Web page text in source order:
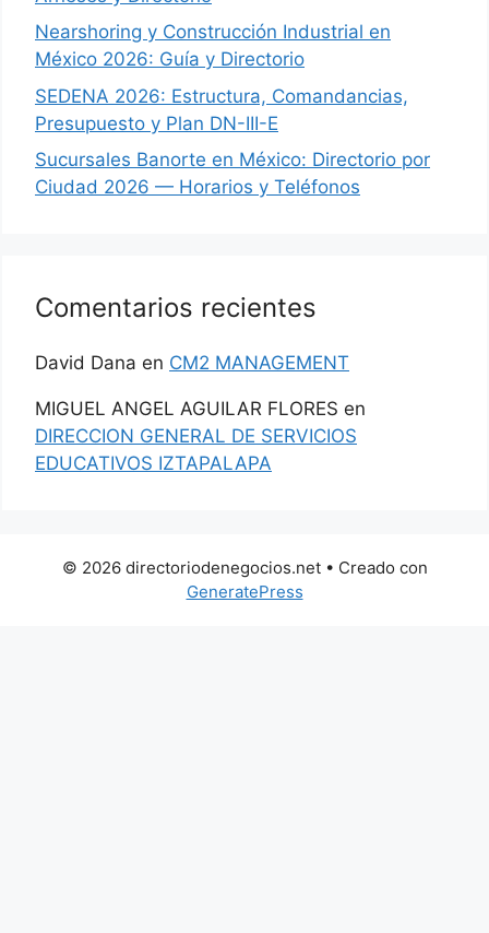
Nearshoring y Construcción Industrial en
México 2026: Guía y Directorio
SEDENA 2026: Estructura, Comandancias,
Presupuesto y Plan DN-III-E
Sucursales Banorte en México: Directorio por
Ciudad 2026 — Horarios y Teléfonos
Comentarios recientes
David Dana en CM2 MANAGEMENT
MIGUEL ANGEL AGUILAR FLORES en
DIRECCION GENERAL DE SERVICIOS
EDUCATIVOS IZTAPALAPA
© 2026 directoriodenegocios.net• Creado con
GeneratePress